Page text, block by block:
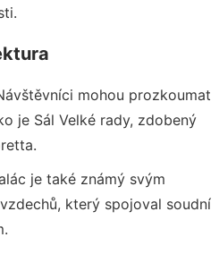
mohou prozkoumat
je Sál Velké rady, zdobený
je také známý svým
který spojoval soudní